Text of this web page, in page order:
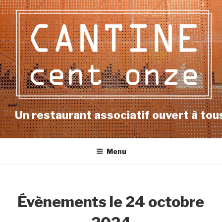
Aller
au
contenu
principal
Un restaurant associatif ouvert à
Menu
Évènements le 24 octobre